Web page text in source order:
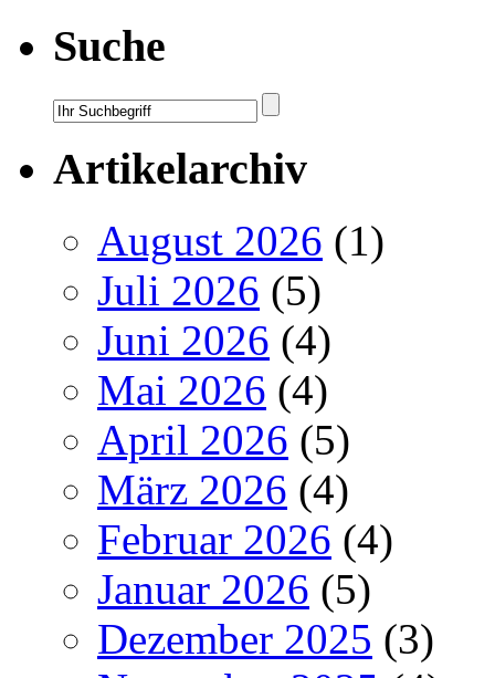
Suche
Artikelarchiv
August 2026 (1)
Juli 2026 (5)
Juni 2026 (4)
Mai 2026 (4)
April 2026 (5)
März 2026 (4)
Februar 2026 (4)
Januar 2026 (5)
Dezember 2025 (3)